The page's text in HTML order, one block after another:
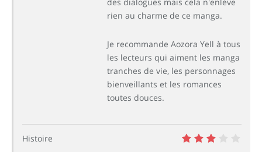
rien au charme de ce manga.
Je recommande Aozora Yell à tous
les lecteurs qui aiment les manga
tranches de vie, les personnages
bienveillants et les romances
toutes douces.
Histoire